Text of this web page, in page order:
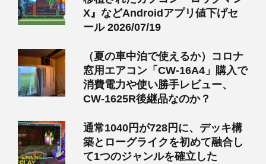
X』などAndroidアプリ値下げセ
ール 2026/07/19
（夏の車中泊で使えるか）コロナ
窓用エアコン「CW-16A4」購入で
消費電力や使い勝手レビュー、
CW-1625R後継品なのか？
通常1040円が728円に、デッキ構
築とローグライクを初めて融合し
て1つのジャンルを確立した